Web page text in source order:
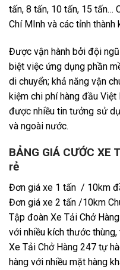
tấn, 8 tấn, 10 tấn, 15 tấn…
Chí MInh và các tỉnh thành
Được vận hành bởi đội
biệt việc ứng dụng phần
di chuyển; khả năng vận
kiệm chi phí hàng đầu Việt
được nhiều tin tưởng sử
và ngoài nước.
BẢNG GIÁ CƯỚC
rẻ
Đơn giá xe 1 tấn / 10km
Đơn giá xe 2 tấn /10km
Tập đoàn Xe Tải Chở
với nhiều kích thước
Xe Tải Chở Hàng 247 tự
hàng với nhiều mặt hàng